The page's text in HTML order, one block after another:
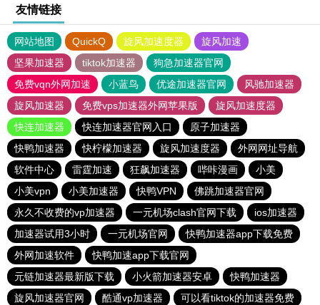
友情链接
网站地图 QuickQ 旋风加速度器
旋风加速
坚果加速器
tiktok加速器
狗急加速器官网
免费vqn外网加速
小蓝鸟 优途加速器官网
风驰加速器
旋风加速器
免费vps加速器外网苹果版
旋风加速度器
快连加速器
快连加速器官网入口
原子加速器
快鸭加速器
快柠檬加速器 旋风加速度器
外网网址导航
软件中心
雷霆加速 狂飙加速器 哔咔漫画
小美
小美vpn
小美加速器 快鸭VPN
佛跳加速器官网
永久不收费的vp加速器
一元机场clash官网下载
ios加速器
加速器试用3小时
一元机场官网
快鸭加速器app下载免费
外网加速软件
快鸭加速app下载官网
元链加速器最新版下载
小火箭加速器安卓
快鸭加速器
旋风加速器官网
酷通vp加速器 可以看tiktok的加速器免费